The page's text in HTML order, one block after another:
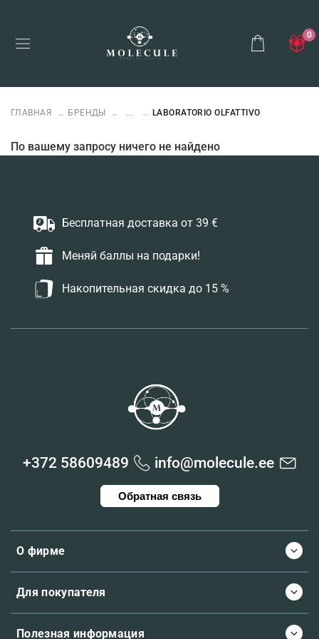
0
ГЛАВНАЯ БРЕНДЫ ... LABORATORIO OLFATTIVO
По вашему запросу ничего не найдено
Бесплатная доставка от 39 €
Меняй баллы на подарки!
Накопительная скидка до 15 %
О фирме
Для покупателя
Полезная информация
+372 58609489 info@molecule.ee
Обратная связь